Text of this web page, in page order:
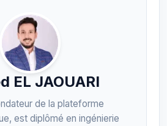
EL JAOUARI
de la plateforme
est diplômé en ingénierie